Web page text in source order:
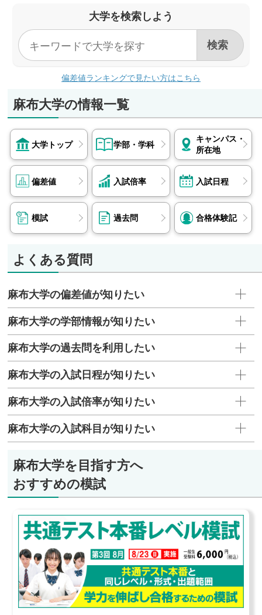
大学を検索しよう
偏差値ランキングで見たい方はこちら
麻布大学の情報一覧
大学トップ 学部・学科
キャンパス・
所在地
偏差値 入試倍率 入試日程
模試 過去問 合格体験記
よくある質問
麻布大学の偏差値が知りたい
麻布大学の学部情報が知りたい
麻布大学の過去問を利用したい
麻布大学の入試日程が知りたい
麻布大学の入試倍率が知りたい
麻布大学の入試科目が知りたい
麻布大学を目指す方へ
おすすめの模試